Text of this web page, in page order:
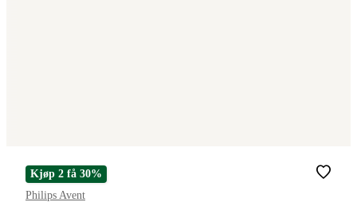
Kjøp 2 få 30%
Merke:
Philips Avent